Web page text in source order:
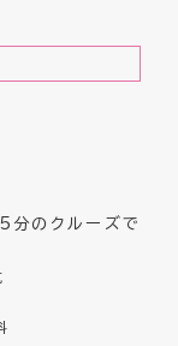
分のクルーズで